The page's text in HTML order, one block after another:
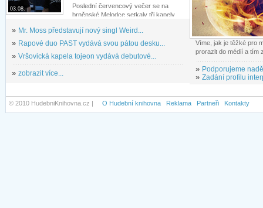
03.08.
Poslední červencový večer se na
brněnské Melodce setkaly tři kapely...
» Mr. Moss představují nový singl Weird...
» Rapové duo PAST vydává svou pátou desku...
» Vršovická kapela tojeon vydává debutové...
» zobrazit více...
Víme, jak je těžké pro
prorazit do médií a tím
» Podporujeme
» Zadání profilu
© 2010 HudebniKnihovna.cz | O Hudební knihovna Reklama Partneři Kontakty